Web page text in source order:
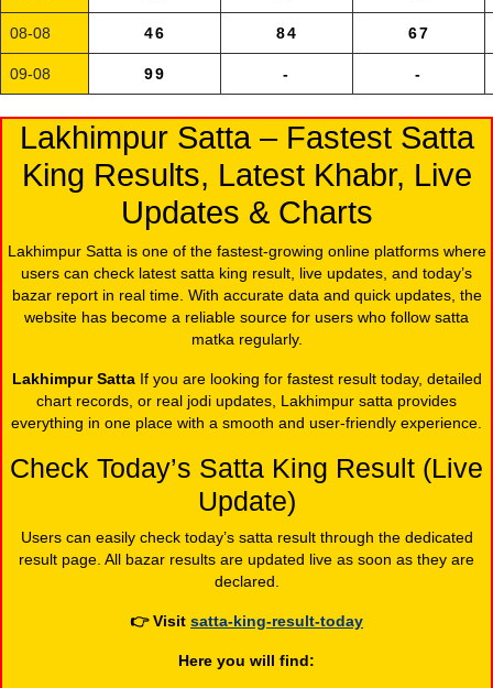
08-08 46 84 67
09-08 99 - -
Lakhimpur Satta – Fastest Satta
King Results, Latest Khabr, Live
Updates & Charts
Lakhimpur Satta is one of the fastest-growing online platforms where
users can check latest satta king result, live updates, and today’s
bazar report in real time. With accurate data and quick updates, the
website has become a reliable source for users who follow satta
matka regularly.
Lakhimpur Satta If you are looking for fastest result today, detailed
chart records, or real jodi updates, Lakhimpur satta provides
everything in one place with a smooth and user-friendly experience.
Check Today’s Satta King Result (Live
Update)
Users can easily check today’s satta result through the dedicated
result page. All bazar results are updated live as soon as they are
declared.
👉Visit satta-king-result-today
Here you will find: